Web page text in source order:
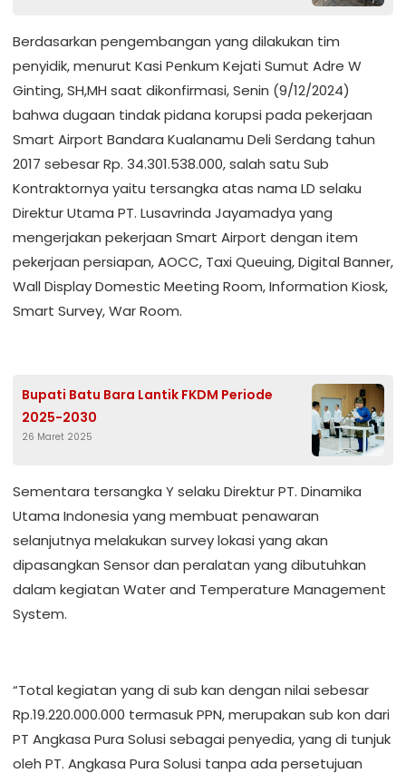
Berdasarkan pengembangan yang dilakukan tim
penyidik, menurut Kasi Penkum Kejati Sumut Adre W
Ginting, SH,MH saat dikonfirmasi, Senin (9/12/2024)
bahwa dugaan tindak pidana korupsi pada pekerjaan
Smart Airport Bandara Kualanamu Deli Serdang tahun
2017 sebesar Rp. 34.301.538.000, salah satu Sub
Kontraktornya yaitu tersangka atas nama LD selaku
Direktur Utama PT. Lusavrinda Jayamadya yang
mengerjakan pekerjaan Smart Airport dengan item
pekerjaan persiapan, AOCC, Taxi Queuing, Digital Banner,
Wall Display Domestic Meeting Room, Information Kiosk,
Smart Survey, War Room.
Bupati Batu Bara Lantik FKDM Periode
2025-2030
26 Maret 2025
Sementara tersangka Y selaku Direktur PT. Dinamika
Utama Indonesia yang membuat penawaran
selanjutnya melakukan survey lokasi yang akan
dipasangkan Sensor dan peralatan yang dibutuhkan
dalam kegiatan Water and Temperature Management
System.
“Total kegiatan yang di sub kan dengan nilai sebesar
Rp.19.220.000.000 termasuk PPN, merupakan sub kon dari
PT Angkasa Pura Solusi sebagai penyedia, yang di tunjuk
oleh PT. Angkasa Pura Solusi tanpa ada persetujuan